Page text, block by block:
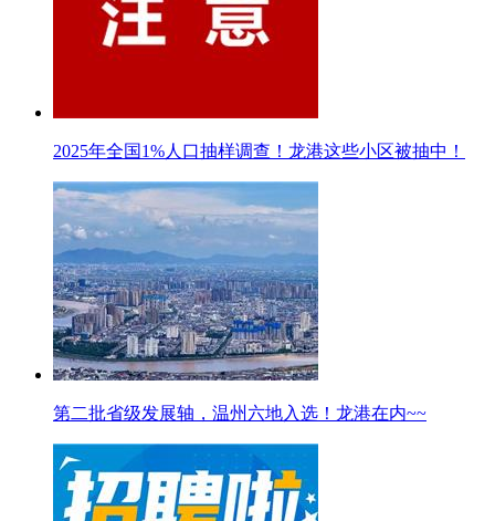
2025年全国1%人口抽样调查！龙港这些小区被抽中！
第二批省级发展轴，温州六地入选！龙港在内~~